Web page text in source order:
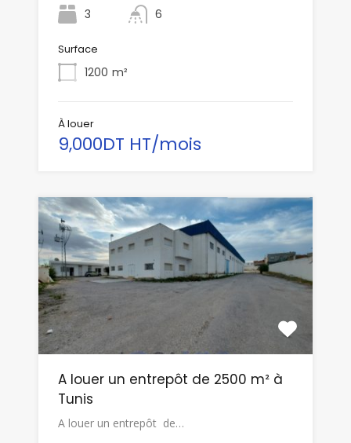
3 6
Surface
1200 m²
À louer
9,000DT HT/mois
A louer un entrepôt de 2500 m² à
Tunis
A louer un entrepôt de…